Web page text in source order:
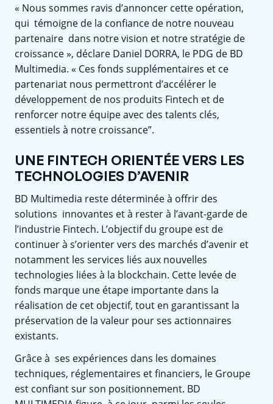
« Nous sommes ravis d’annoncer cette opération,
qui témoigne de la confiance de notre nouveau
partenaire dans notre vision et notre stratégie de
croissance », déclare Daniel DORRA, le PDG de BD
Multimedia. « Ces fonds supplémentaires et ce
partenariat nous permettront d’accélérer le
développement de nos produits Fintech et de
renforcer notre équipe avec des talents clés,
essentiels à notre croissance”.
UNE FINTECH ORIENTÉE VERS LES
TECHNOLOGIES D’AVENIR
BD Multimedia reste déterminée à offrir des
solutions innovantes et à rester à l’avant-garde de
l’industrie Fintech. L’objectif du groupe est de
continuer à s’orienter vers des marchés d’avenir et
notamment les services liés aux nouvelles
technologies liées à la blockchain. Cette levée de
fonds marque une étape importante dans la
réalisation de cet objectif, tout en garantissant la
préservation de la valeur pour ses actionnaires
existants.
Grâce à ses expériences dans les domaines
techniques, réglementaires et financiers, le Groupe
est confiant sur son positionnement. BD